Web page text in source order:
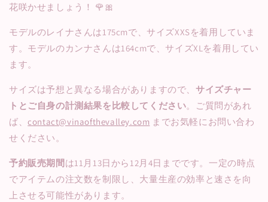
花咲かせましょう！ 🌹🎀
モデルのレイナさんは175cmで、サイズXXSを着用していま
す。モデルのカンナさんは164cmで、サイズXLを着用してい
ます。
サイズは予想と異なる場合がありますので、 サイズチャー
トとご自身の計測結果を比較してください。ご質問があれ
ば、contact@vinaofthevalley.com までお気軽にお問い合わ
せください。
予約販売期間は11月13日から12月4日までです。一定の時点
でアイテムの注文数を制限し、大量生産の効率と速さを向
上させる可能性があります。